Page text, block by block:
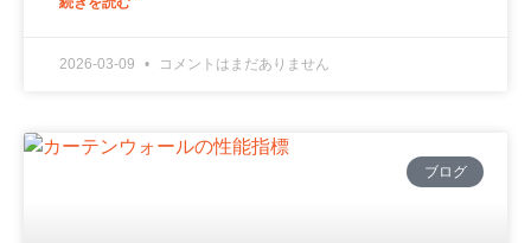
2026-03-09 コメントはまだありません
ブログ